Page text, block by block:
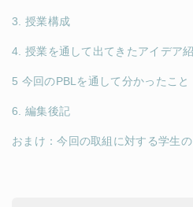
3. 授業構成
4. 授業を通して出てきたアイデア
5 今回のPBLを通して分かったこと
6. 編集後記
おまけ：今回の取組に対する学生